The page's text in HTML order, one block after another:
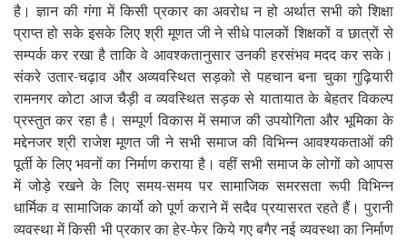
है। ज्ञान की गंगा में किसी प्रकार का अवरोध न हो अर्थात सभी को शिक्षा
प्राप्त हो सके इसके लिए श्री मूणत जी ने सीधे पालकों शिक्षकों व छात्रों से
सम्पर्क कर रखा है ताकि वे आवश्कतानुसार उनकी हरसंभव मदद कर सके।
संकरे उतार-चढ़ाव और अव्यवस्थित सड़को से पहचान बना चुका गुढ़ियारी
रामनगर कोटा आज चैड़ी व व्यवस्थित सड़क से यातायात के बेहतर विकल्प
प्रस्तुत कर रहा है। सम्पूर्ण विकास में समाज की उपयोगिता और भूमिका के
मद्देनजर श्री राजेश मूणत जी ने सभी समाज की विभिन्न आवश्यकताओं की
पूर्ती के लिए भवनों का निर्माण कराया है। वहीं सभी समाज के लोगों को आपस
में जोड़े रखने के लिए समय-समय पर सामाजिक समरसता रूपी विभिन्न
धार्मिक व सामाजिक कार्यो को पूर्ण कराने में सदैव प्रयासरत रहते हैं। पुरानी
व्यवस्था में किसी भी प्रकार का हेर-फेर किये गए बगैर नई व्यवस्था का निर्माण